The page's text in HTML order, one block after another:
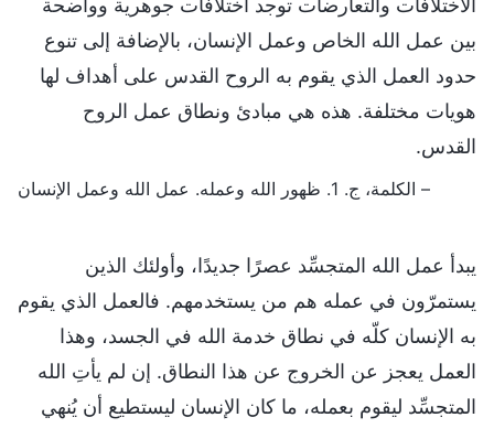
بين عمل الله الخاص وعمل الإنسان، بالإضافة إلى تنوع
حدود العمل الذي يقوم به الروح القدس على أهداف لها
هويات مختلفة. هذه هي مبادئ ونطاق عمل الروح
القدس.
– الكلمة، ج. 1. ظهور الله وعمله. عمل الله وعمل الإنسان
يبدأ عمل الله المتجسِّد عصرًا جديدًا، وأولئك الذين
يستمرّون في عمله هم من يستخدمهم. فالعمل الذي يقوم
به الإنسان كلّه في نطاق خدمة الله في الجسد، وهذا
العمل يعجز عن الخروج عن هذا النطاق. إن لم يأتِ الله
المتجسِّد ليقوم بعمله، ما كان الإنسان ليستطيع أن يُنهي